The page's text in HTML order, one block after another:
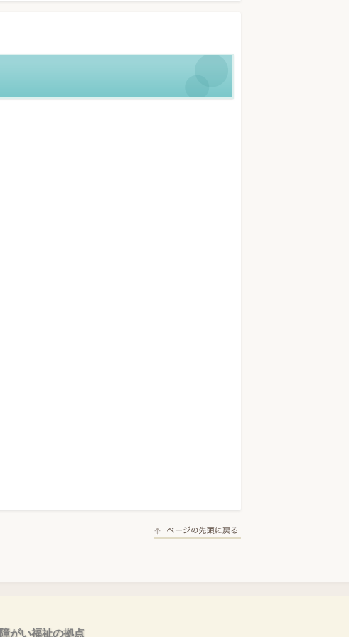
障がい福祉の拠点